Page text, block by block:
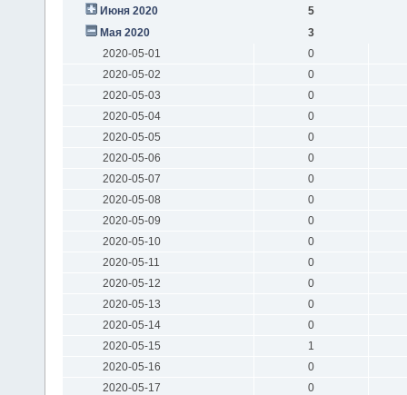
Июня 2020
5
Мая 2020
3
2020-05-01
0
2020-05-02
0
2020-05-03
0
2020-05-04
0
2020-05-05
0
2020-05-06
0
2020-05-07
0
2020-05-08
0
2020-05-09
0
2020-05-10
0
2020-05-11
0
2020-05-12
0
2020-05-13
0
2020-05-14
0
2020-05-15
1
2020-05-16
0
2020-05-17
0